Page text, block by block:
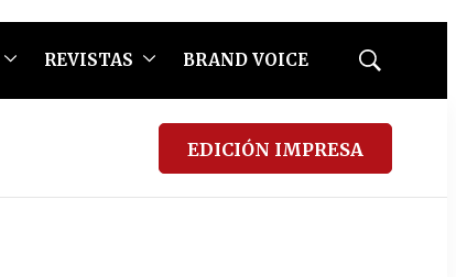
REVISTAS BRAND VOICE
Mostrar
EDICIÓN IMPRESA